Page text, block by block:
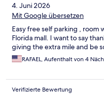
4. Juni 2026
Mit Google übersetzen
Easy free self parking , room
Florida mall. I want to say
giving the extra mile and be
RAFAEL, Aufenthalt von 4
Verifizierte Bewertung